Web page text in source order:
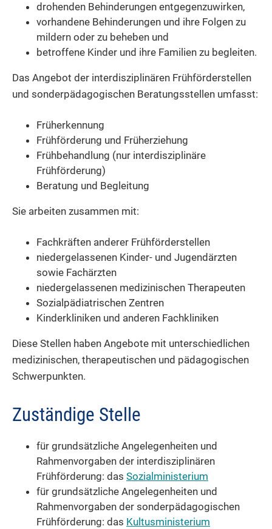
drohenden Behinderungen entgegenzuwirken,
vorhandene Behinderungen und ihre Folgen zu
mildern oder zu beheben und
betroffene Kinder und ihre Familien zu begleiten.
Das Angebot der interdisziplinären Frühförderstellen
und sonderpädagogischen Beratungsstellen umfasst:
Früherkennung
Frühförderung und Früherziehung
Frühbehandlung (nur interdisziplinäre
Frühförderung)
Beratung und Begleitung
Sie arbeiten zusammen mit:
Fachkräften anderer Frühförderstellen
niedergelassenen Kinder- und Jugendärzten
sowie Fachärzten
niedergelassenen medizinischen Therapeuten
Sozialpädiatrischen Zentren
Kinderkliniken und anderen Fachkliniken
Diese Stellen haben Angebote mit unterschiedlichen
medizinischen, therapeutischen und pädagogischen
Schwerpunkten.
Zuständige Stelle
für grundsätzliche Angelegenheiten und
Rahmenvorgaben der interdisziplinären
Frühförderung: das Sozialministerium
für grundsätzliche Angelegenheiten und
Rahmenvorgaben der sonderpädagogischen
Frühförderung: das Kultusministerium